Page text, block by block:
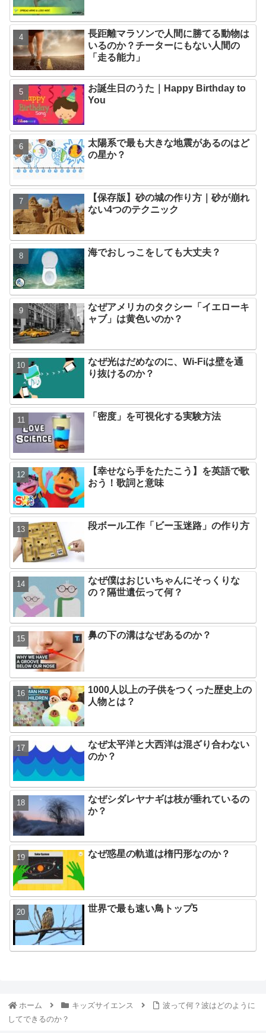
長距離マラソンで人間に勝てる動物は
いるのか？チーターにもない人間の
「走る能力」
お誕生日のうた｜Happy Birthday to
You
太陽系で最も大きな地震があるのはど
の星か？
【保存版】砂の城の作り方｜砂が崩れ
ない4つのテクニック
海でおしっこをしても大丈夫？
なぜアメリカのタクシー「イエローキ
ャブ」は黄色いのか？
なぜ光はだめなのに、Wi-Fiは壁を通
り抜けるのか？
「密度」を可視化する実験方法
【幸せなら手をたたこう】を英語で歌
おう！歌詞と意味
段ボール工作「ビー玉迷路」の作り方
なぜ僕はおじいちゃんにそっくりな
の？隔世遺伝って何？
鼻の下の溝はなぜあるのか？
1000人以上の子供をつくった歴史上の
人物とは？
なぜ太平洋と大西洋は混ざり合わない
のか？
なぜシダレヤナギは枝が垂れているの
か？
なぜ惑星の軌道は楕円形なのか？
世界で最も速い鳥トップ5
ホーム キッズサイエンス
波って何？波はどのように
してできるのか？